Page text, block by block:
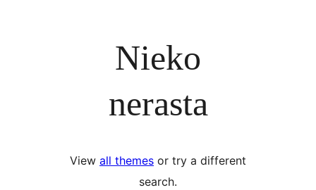
Nieko
nerasta
View all themes or try a different
search.